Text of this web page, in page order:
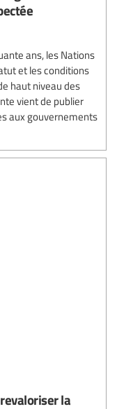
ans, les Nations
et les conditions
haut niveau des
vient de publier
aux gouvernements
la